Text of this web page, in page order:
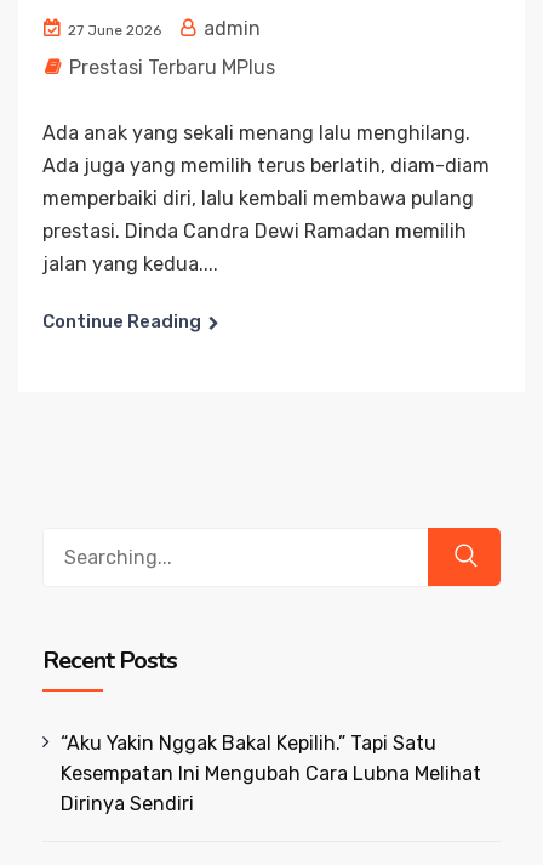
27 June 2026
admin
Prestasi Terbaru MPlus
Ada anak yang sekali menang lalu menghilang.
Ada juga yang memilih terus berlatih, diam-diam
memperbaiki diri, lalu kembali membawa pulang
prestasi. Dinda Candra Dewi Ramadan memilih
jalan yang kedua....
Continue Reading
Recent Posts
“Aku Yakin Nggak Bakal Kepilih.” Tapi Satu
Kesempatan Ini Mengubah Cara Lubna Melihat
Dirinya Sendiri